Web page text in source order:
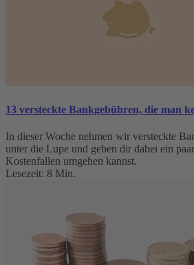
13 versteckte Bankgebühren, die man
In dieser Woche nehmen wir versteckte
unter die Lupe und geben dir dabei ein
Kostenfallen umgehen kannst.
Lesezeit: 8 Min.